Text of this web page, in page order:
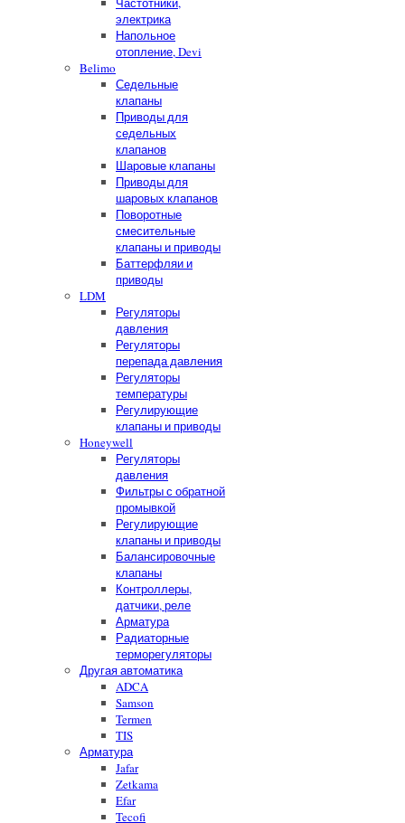
электрика
Напольное
отопление, Devi
Belimo
Седельные
клапаны
Приводы для
седельных
клапанов
Шаровые клапаны
Приводы для
шаровых клапанов
Поворотные
смесительные
клапаны и приводы
Баттерфляи и
приводы
LDM
Регуляторы
давления
Регуляторы
перепада давления
Регуляторы
температуры
Регулирующие
клапаны и приводы
Honeywell
Регуляторы
давления
Фильтры с обратной
промывкой
Регулирующие
клапаны и приводы
Балансировочные
клапаны
Контроллеры,
датчики, реле
Арматура
Радиаторные
терморегуляторы
Другая автоматика
ADCA
Samson
Termen
TIS
Арматура
Jafar
Zetkama
Efar
Tecofi